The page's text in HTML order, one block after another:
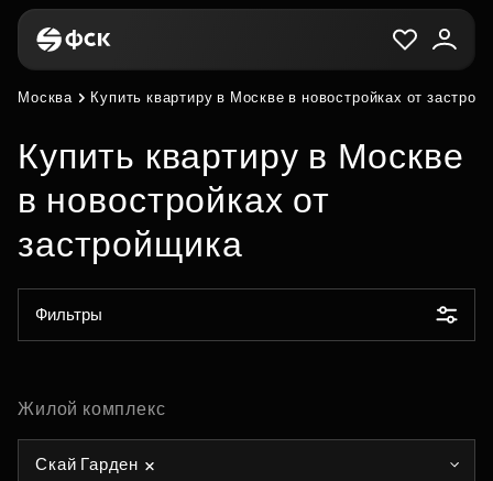
Москва Купить квартиру в Москве в новостройках от
Купить квартиру в Москве
в новостройках от
застройщика
Фильтры
Жилой комплекс
Скай Гарден